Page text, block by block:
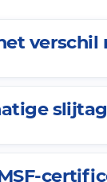
verschil